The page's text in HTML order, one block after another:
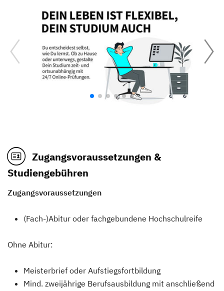
Zugangsvoraussetzungen &
Studiengebühren
Zugangsvoraussetzungen
(Fach-)Abitur oder fachgebundene Hochschulreife
Ohne Abitur:
Meisterbrief oder Aufstiegsfortbildung
Mind. zweijährige Berufsausbildung mit anschließend